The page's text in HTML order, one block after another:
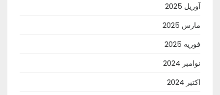
آوریل 2025
مارس 2025
فوریه 2025
نوامبر 2024
اکتبر 2024